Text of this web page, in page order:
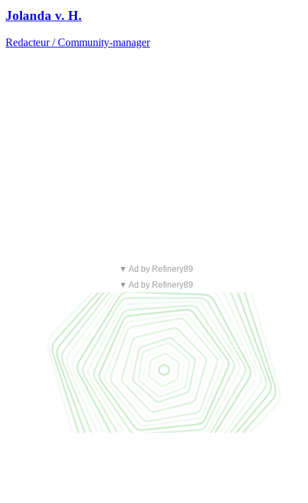
Jolanda v. H.
Redacteur / Community-manager
▼ Ad by Refinery89
▼ Ad by Refinery89